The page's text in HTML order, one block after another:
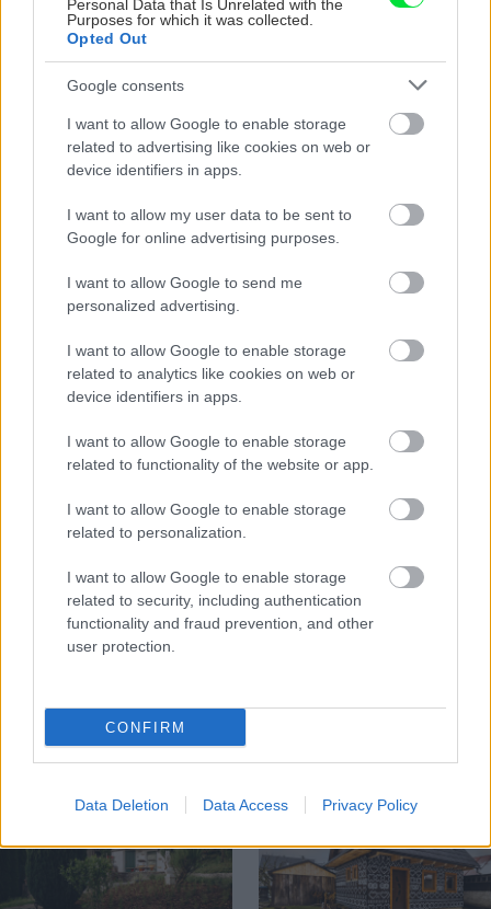
Personal Data that Is Unrelated with the
Purposes for which it was collected.
Opted Out
Google consents
I want to allow Google to enable storage
related to advertising like cookies on web or
device identifiers in apps.
I want to allow my user data to be sent to
Google for online advertising purposes.
I want to allow Google to send me
personalized advertising.
I want to allow Google to enable storage
related to analytics like cookies on web or
device identifiers in apps.
I want to allow Google to enable storage
related to functionality of the website or app.
I want to allow Google to enable storage
related to personalization.
I want to allow Google to enable storage
related to security, including authentication
functionality and fraud prevention, and other
user protection.
CONFIRM
Data Deletion Data Access Privacy Policy
ZÁHRADA
5 trvaliek s
panašovanými listami,
ktoré dodajú vášmu
záhonu celosezónny
šmrnc
Trvalky, ktoré znesú
sucho a teplo? Tieto
vysaďte na miesta, na
deň
Nemusí to byť len
levanduľa! 7 fialových
krások, ktoré rozžiaria
vašu záhradu
Môže aspirín zachrániť
ochabnuté izbové
rastliny? Pravda vás
CHALUPA